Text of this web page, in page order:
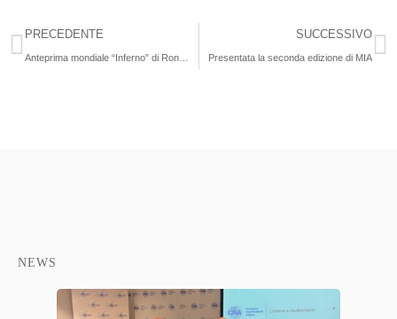
PRECEDENTE SUCCESSIVO
Presentata la seconda edizione di MIA
NEWS